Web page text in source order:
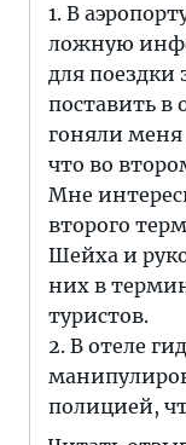
1. В
ложную
для
поставить в
гоняли
что во
Мне
второго
Шейха и
них в
туристов.
2. В отеле
полицией,